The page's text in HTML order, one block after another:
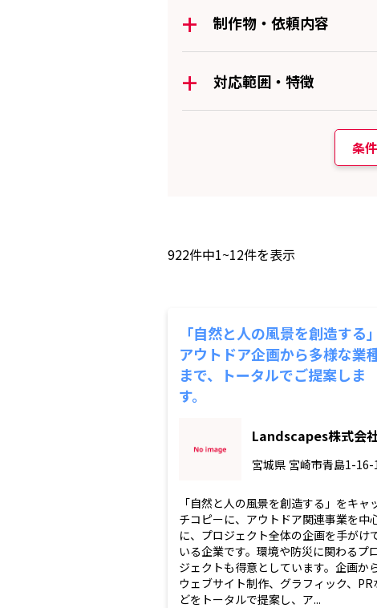
+ 制作物・依頼内容
+ 対応範囲・特徴
条
922件中1~12件を表示
「自然と人の風景を創造する」
アウトドア企画から多様な業
まで、トータルでご提案しま
す。
Landscapes株式会
宮城県 宮崎市青島1-16-
「自然と人の風景を創造する」をキャ
チコピーに、アウトドア関連事業を中
に、プロジェクト全体の企画を手がけ
いる企業です。環境や防災に関わるプ
ジェクトも得意としています。企画か
ウェブサイト制作、グラフィック、PR
どをトータルで提案し、ア...